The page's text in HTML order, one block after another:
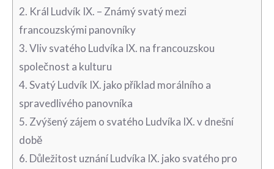
2. Král Ludvík IX. – Známý svatý mezi
francouzskými panovníky
3. Vliv svatého Ludvíka IX. na francouzskou
společnost a kulturu
4. Svatý Ludvík IX. jako⁤ příklad morálního a
spravedlivého panovníka
5. ⁢Zvýšený zájem o svatého⁢ Ludvíka IX. v‌ dnešní
době
6. Důležitost uznání Ludvíka IX. jako svatého pro